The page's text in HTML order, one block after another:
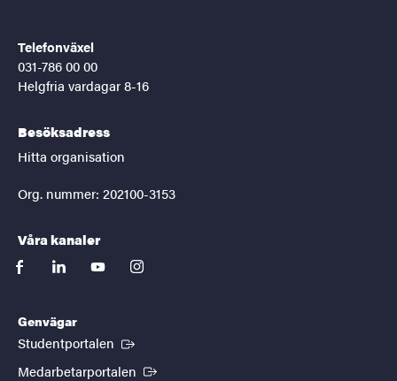
Telefonväxel
031-786 00 00
Helgfria vardagar 8-16
Besöksadress
Hitta organisation
Org. nummer: 202100-3153
Våra kanaler
facebooklinkedinyoutubeinstagram
Genvägar
Studentportalen (Extern länk)
Medarbetarportalen (Extern länk)